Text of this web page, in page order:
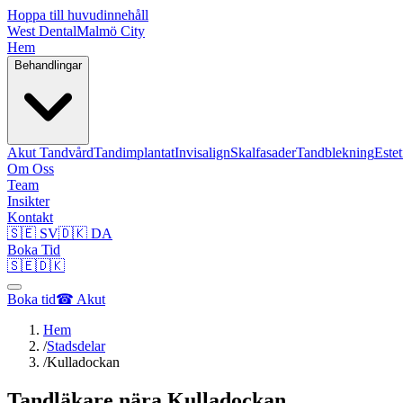
Hoppa till huvudinnehåll
West DentalMalmö City
Hem
Behandlingar
Akut TandvårdTandimplantatInvisalignSkalfasaderTandblekning
Om Oss
Team
Insikter
Kontakt
🇸🇪 SV🇩🇰 DA
Boka Tid
🇸🇪🇩🇰
Boka tid☎ Akut
Hem
/Stadsdelar
/Kulladockan